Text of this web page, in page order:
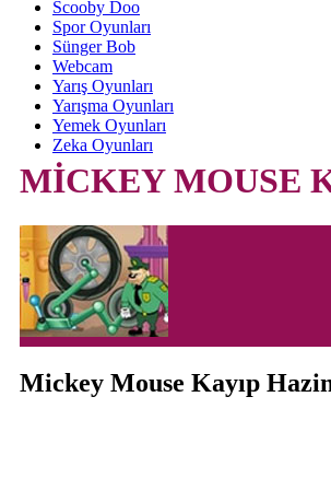
Scooby Doo
Spor Oyunları
Sünger Bob
Webcam
Yarış Oyunları
Yarışma Oyunları
Yemek Oyunları
Zeka Oyunları
MİCKEY MOUSE
Mickey Mouse Kayıp